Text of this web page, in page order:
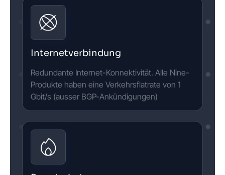
Internetverbindung
Redundante Internet-Konnektivität. Alle Nine-
Produkte haben eine Verkehrsflatrate von 1
Gbit/s (ausser BGP-Ankündigungen)